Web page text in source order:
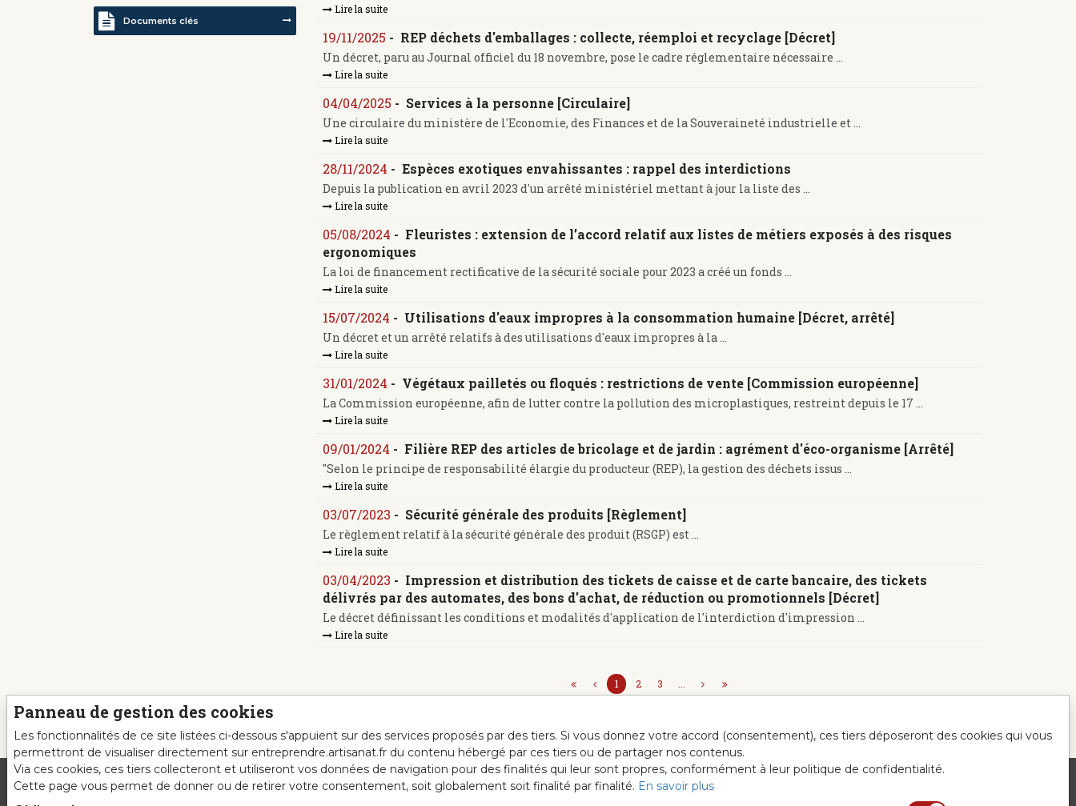
Lire la suite
19/11/2025 - REP déchets d'emballages : collecte, réemploi et recyclage [Décret]
Un décret, paru au Journal officiel du 18 novembre, pose le cadre réglementaire nécessaire ...
Lire la suite
04/04/2025 - Services à la personne [Circulaire]
Une circulaire du ministère de l'Economie, des Finances et de la Souveraineté industrielle et ...
Lire la suite
28/11/2024 - Espèces exotiques envahissantes : rappel des interdictions
Depuis la publication en avril 2023 d'un arrêté ministériel mettant à jour la liste des ...
Lire la suite
05/08/2024 - Fleuristes : extension de l’accord relatif aux listes de métiers exposés à des risques
ergonomiques
La loi de financement rectificative de la sécurité sociale pour 2023 a créé un fonds ...
Lire la suite
15/07/2024 - Utilisations d'eaux impropres à la consommation humaine [Décret, arrêté]
Un décret et un arrêté relatifs à des utilisations d'eaux impropres à la ...
Lire la suite
31/01/2024 - Végétaux pailletés ou floqués : restrictions de vente [Commission européenne]
La Commission européenne, afin de lutter contre la pollution des microplastiques, restreint depuis le 17 ...
Lire la suite
09/01/2024 - Filière REP des articles de bricolage et de jardin : agrément d'éco-organisme [Arrêté]
"Selon le principe de responsabilité élargie du producteur (REP), la gestion des déchets issus ...
Lire la suite
03/07/2023 - Sécurité générale des produits [Règlement]
Le règlement relatif à la sécurité générale des produit (RSGP) est ...
Lire la suite
03/04/2023 - Impression et distribution des tickets de caisse et de carte bancaire, des tickets
délivrés par des automates, des bons d'achat, de réduction ou promotionnels [Décret]
Le décret définissant les conditions et modalités d'application de l'interdiction d'impression ...
Lire la suite
1 2 3
Documents clés
Panneau de gestion des cookies
Les fonctionnalités de ce site listées ci-dessous s'appuient sur des services proposés par des tiers. Si vous donnez votre accord (consentement), ces tiers déposeront des cookies qui vous
permettront de visualiser directement sur entreprendre.artisanat.fr du contenu hébergé par ces tiers ou de partager nos contenus.
Via ces cookies, ces tiers collecteront et utiliseront vos données de navigation pour des finalités qui leur sont propres, conformément à leur politique de confidentialité.
Cette page vous permet de donner ou de retirer votre consentement, soit globalement soit finalité par finalité. En savoir plus